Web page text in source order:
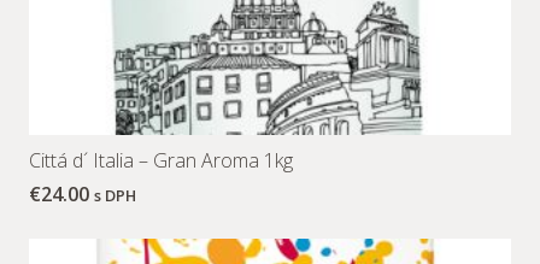
Cittá d´ Italia – Gran Aroma 1kg
€24.00 s DPH